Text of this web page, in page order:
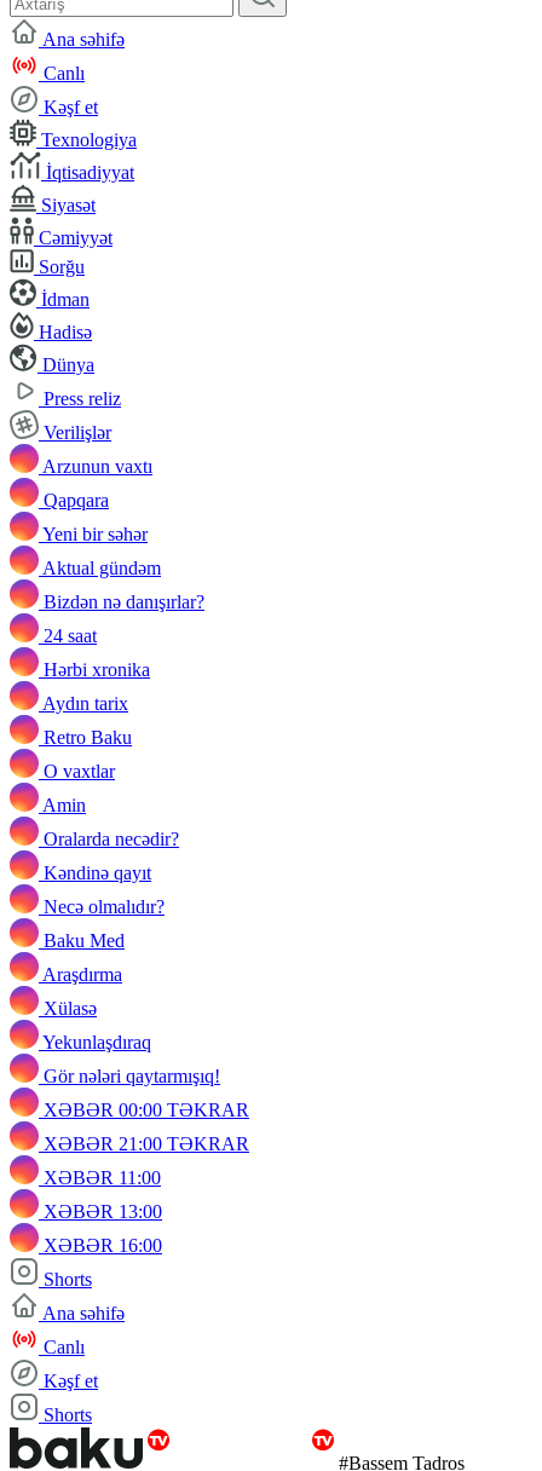
Ana səhifə
Canlı
Kəşf et
Texnologiya
İqtisadiyyat
Siyasət
Cəmiyyət
Sorğu
İdman
Hadisə
Dünya
Press reliz
Verilişlər
Arzunun vaxtı
Qapqara
Yeni bir səhər
Aktual gündəm
Bizdən nə danışırlar?
24 saat
Hərbi xronika
Aydın tarix
Retro Baku
O vaxtlar
Amin
Oralarda necədir?
Kəndinə qayıt
Necə olmalıdır?
Baku Med
Araşdırma
Xülasə
Yekunlaşdıraq
Gör nələri qaytarmışıq!
XƏBƏR 00:00 TƏKRAR
XƏBƏR 21:00 TƏKRAR
XƏBƏR 11:00
XƏBƏR 13:00
XƏBƏR 16:00
Shorts
Ana səhifə
Canlı
Kəşf et
Shorts
#Bassem Tadros